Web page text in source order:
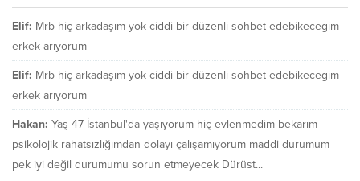
Elif: Mrb hiç arkadaşım yok ciddi bir düzenli sohbet edebikecegim
erkek arıyorum
Elif: Mrb hiç arkadaşım yok ciddi bir düzenli sohbet edebikecegim
erkek arıyorum
Hakan: Yaş 47 İstanbul'da yaşıyorum hiç evlenmedim bekarım
psikolojik rahatsızlığımdan dolayı çalışamıyorum maddi durumum
pek iyi değil durumumu sorun etmeyecek Dürüst...